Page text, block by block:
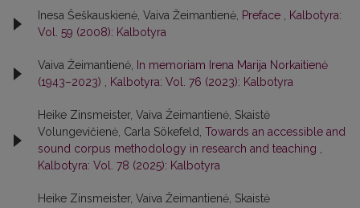
Inesa Šeškauskienė, Vaiva Žeimantienė, Preface
Kalbotyra:
Vol. 59 (2008): Kalbotyra
Vaiva Žeimantienė,
In memoriam Irena Marija Norkaitienė
(1943–2023)
Kalbotyra: Vol. 76 (2023): Kalbotyra
Heike Zinsmeister, Vaiva Žeimantienė, Skaistė
Volungevičienė, Carla Sökefeld, Towards an accessible and
sound corpus methodology in research and teaching
Kalbotyra: Vol. 78 (2025): Kalbotyra
Heike Zinsmeister, Vaiva Žeimantienė, Skaistė